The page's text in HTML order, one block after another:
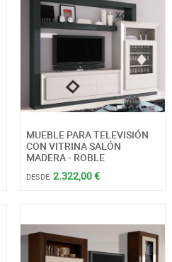
MUEBLE PARA TELEVISIÓN
CON VITRINA SALÓN
MADERA - ROBLE
DESDE 2.322,00 €